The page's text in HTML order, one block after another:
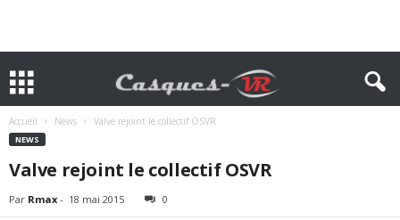
Accueil News Valve rejoint le collectif OSVR
NEWS
Valve rejoint le collectif OSVR
Par Rmax - 18 mai 2015 0